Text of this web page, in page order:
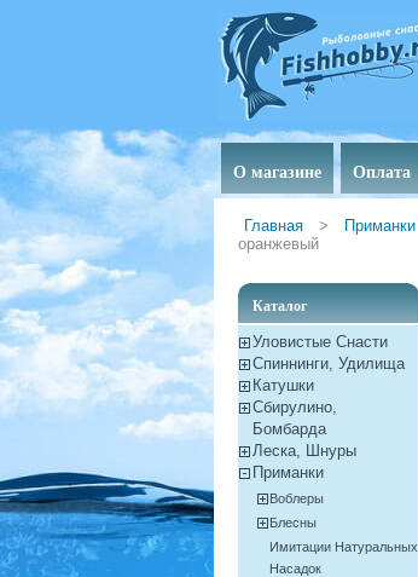
О магазине Оплата
Главная > Приманки
оранжевый
Каталог
Уловистые Снасти
Спиннинги, Удилища
Катушки
Сбирулино,
Бомбарда
Леска, Шнуры
Приманки
Воблеры
Блесны
Имитации Натуральных
Насадок